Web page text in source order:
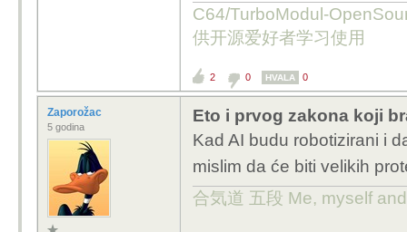
C64/TurboModul-
供开源爱好者学习使用
2 0 HVALA 0
Zaporožac
5 godina
Eto i prvog zakona koji
Kad AI budu robotizirani i
mislim da će biti velikih
合気道 五段 Me, myself